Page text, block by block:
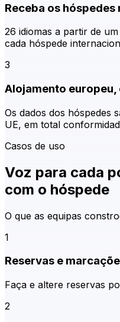
Receba os hóspedes
26 idiomas a partir de
cada hóspede
3
Alojamento
Os dados dos hóspedes
UE, em total
Casos de uso
Voz para cada
com o hóspede
O que as equipas
1
Reservas e
Faça e altere reservas
2